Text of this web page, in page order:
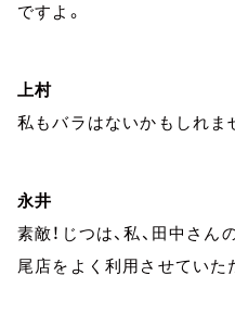
ですよ。
上村
私もバラはないかもしれま
永井
素敵！じつは、私、田中さん
尾店をよく利用させていた